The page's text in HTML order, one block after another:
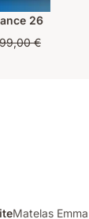
26
€
Matelas